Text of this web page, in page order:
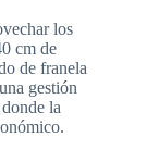
los
cm de
de franela
gestión
la